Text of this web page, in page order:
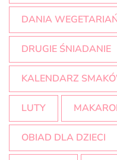
DANIA
DRUGIE ŚNIADANIE
KALENDARZ
LUTY
OBIAD DLA DZIECI